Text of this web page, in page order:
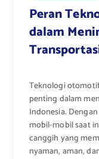
Peran
dalam
Teknologi
penting dalam
Indonesia.
mobil-mobil saat
canggih yang
nyaman, aman,